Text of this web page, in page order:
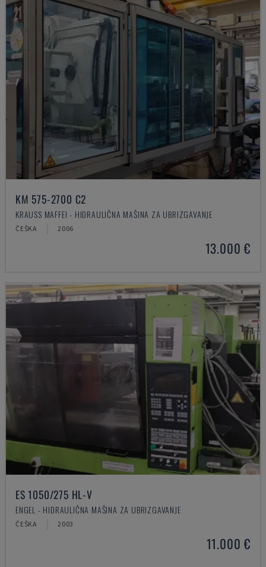
KM 575-2700 C2
KRAUSS MAFFEI - HIDRAULIČNA MAŠINA ZA UBRIZGAVANJE
ČEŠKA 2006
13.000 €
ES 1050/275 HL-V
ENGEL - HIDRAULIČNA MAŠINA ZA UBRIZGAVANJE
ČEŠKA 2003
11.000 €